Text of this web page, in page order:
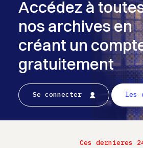
Accédez à
nos archives en
créant un
gratuitement
Se connecter les
Ces dernieres